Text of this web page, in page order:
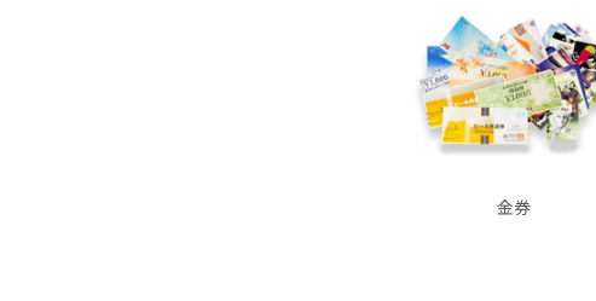
金券